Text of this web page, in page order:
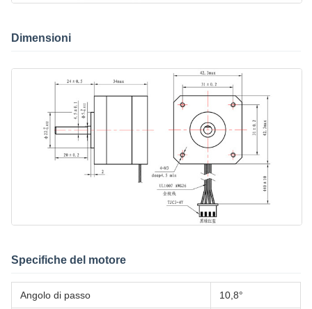
Dimensioni
Specifiche del motore
Angolo di passo 10,8°